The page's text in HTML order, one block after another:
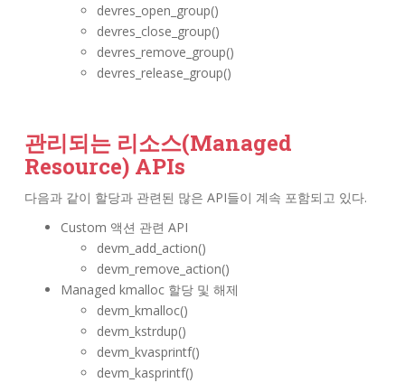
devres_open_group()
devres_close_group()
devres_remove_group()
devres_release_group()
관리되는 리소스(Managed
Resource) APIs
다음과 같이 할당과 관련된 많은 API들이 계속 포함되고 있다.
Custom 액션 관련 API
devm_add_action()
devm_remove_action()
Managed kmalloc 할당 및 해제
devm_kmalloc()
devm_kstrdup()
devm_kvasprintf()
devm_kasprintf()